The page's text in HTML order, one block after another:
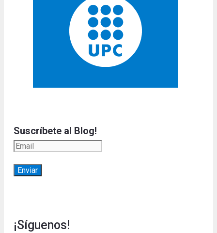
Suscríbete al Blog!
¡Síguenos!